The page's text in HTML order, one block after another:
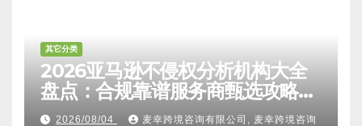
其它分类
2026亚马逊不侵权分析机构大全
盘点：合规靠谱服务商甄选攻略、
避坑FAQ及标杆机构实力详解
2026/08/04 麦幸跨境咨询有限公司, 麦幸跨境咨询